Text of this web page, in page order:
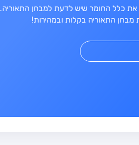
את כלל החומר שיש לדעת למבחן התאוריה.
התאוריה בקלות ובמהירות!